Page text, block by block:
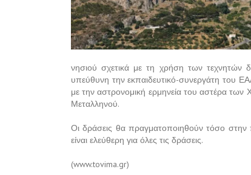
νησιού σχετικά με τη χρήση των
υπεύθυνη την εκπαιδευτικό-συνεργάτη του
με την αστρονομική ερμηνεία του αστέρα
Μεταλληνού.
Οι δράσεις θα πραγματοποιηθούν τόσο
είναι ελεύθερη για όλες τις δράσεις.
(www.tovima.gr)